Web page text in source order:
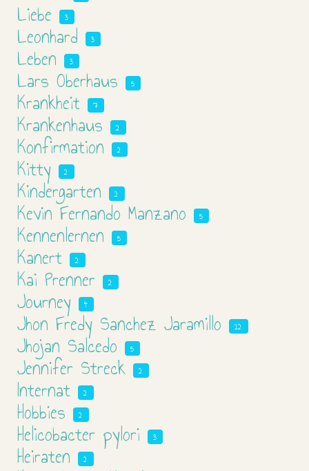
Liebe 3
Leonhard 3
Leben 3
Lars Oberhaus 5
Krankheit 7
Krankenhaus 2
Konfirmation 2
Kitty 2
Kindergarten 2
Kevin Fernando Manzano 5
Kennenlernen 5
Kanert 2
Kai Prenner 2
Journey 4
Jhon Fredy Sanchez Jaramillo 12
Jhojan Salcedo 5
Jennifer Streck 2
Internat 2
Hobbies 2
Helicobacter pylori 3
Heiraten 2